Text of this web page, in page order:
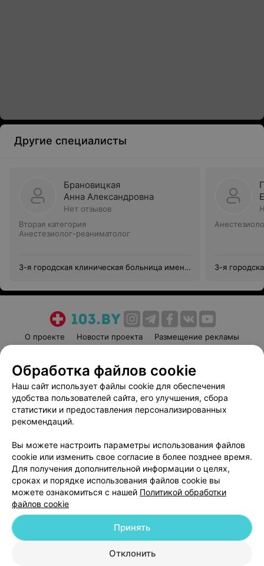
Другие специалисты
Брановицкая
Анна Александровна
Нет отзывов
Вторая категория
Анестезиолог-реаниматолог
3-я городская клиническая больница имени
3-я
О проекте Новости проекта
Размещение рекламы
Пользовательское соглашение
Способы оплаты
Вакансии
Партнеры
Написать руководителю 103.by
Обработка персональных данных
© 2026 ООО «Артокс Лаб», УНП 191700409
| 220012, Республика Беларусь,
Обработка файлов cookie
Наш сайт использует файлы cookie для обеспечения
удобства пользователей сайта, его улучшения, сбора
статистики и предоставления персонализированных
рекомендаций.
Вы можете настроить параметры использования файлов
cookie или изменить свое согласие в более позднее время.
Для получения дополнительной информации о целях,
сроках и порядке использования файлов cookie вы
можете ознакомиться с нашей Политикой обработки
файлов cookie
Отклонить
Принять